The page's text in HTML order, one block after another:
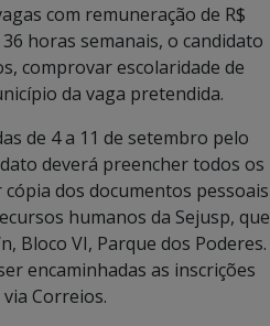
com remuneração de R$
horas semanais, o candidato
comprovar escolaridade de
da vaga pretendida.
de 4 a 11 de setembro pelo
deverá preencher todos os
dos documentos pessoais
humanos da Sejusp, que
Bloco VI, Parque dos Poderes.
encaminhadas as inscrições
Correios.